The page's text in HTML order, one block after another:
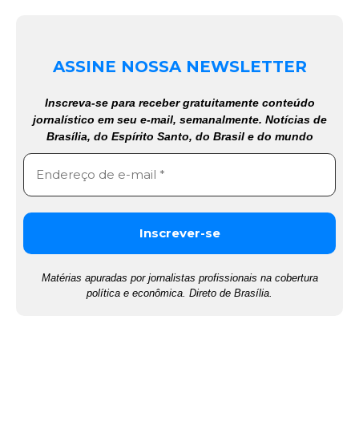
ASSINE NOSSA NEWSLETTER
Inscreva-se para receber gratuitamente conteúdo
jornalístico em seu e-mail, semanalmente. Notícias de
Brasília, do Espírito Santo, do Brasil e do mundo
Matérias apuradas por jornalistas profissionais na cobertura
política e econômica. Direto de Brasília.